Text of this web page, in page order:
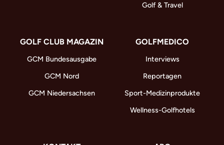
Golf & Travel
GOLF CLUB MAGAZIN
GCM Bundesausgabe
GCM Nord
GCM Niedersachsen
GOLFMEDICO
Interviews
Reportagen
Sport-Medizinprodukte
Wellness-Golfhotels